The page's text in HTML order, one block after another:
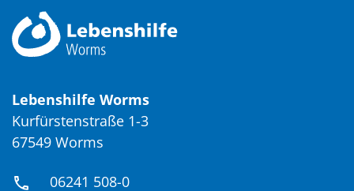
Lebenshilfe Worms
Kurfürstenstraße 1-3
67549 Worms
06241 508-0